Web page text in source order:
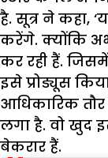
है. सूत्र ने कहा,
करेंगे. क्योंकि
कर रही हैं.
इसे प्रोड्यूस
आधिकारिक
लगा है. वो खुद
बेकरार हैं.